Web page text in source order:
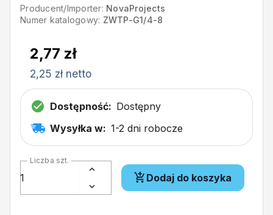
Producent/Importer: NovaProjects
Numer katalogowy: ZWTP-G1/4-8
2,77 zł
2,25 zł netto
Dostępność: Dostępny
Wysyłka w: 1-2 dni robocze
Liczba szt.
Dodaj do koszyka